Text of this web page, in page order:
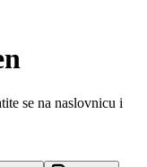
se na naslovnicu i